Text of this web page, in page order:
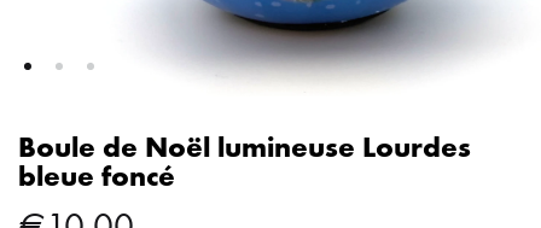
Boule de Noël lumineuse Lourdes
bleue foncé